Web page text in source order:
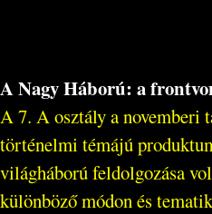
A Nagy Háború: a
A 7. A osztály a novemberi
történelmi témájú
világháború feldolgozása
különböző módon és